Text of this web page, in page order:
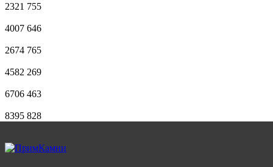
2321 755
4007 646
2674 765
4582 269
6706 463
8395 828